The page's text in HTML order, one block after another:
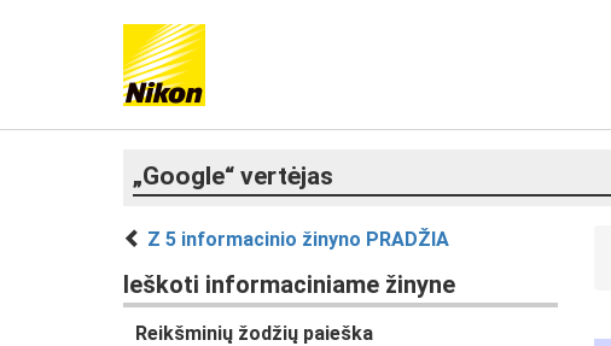
„Google“ vertėjas
Z 5 informacinio žinyno PRADŽIA
Ieškoti informaciniame žinyne
Reikšminių žodžių paieška